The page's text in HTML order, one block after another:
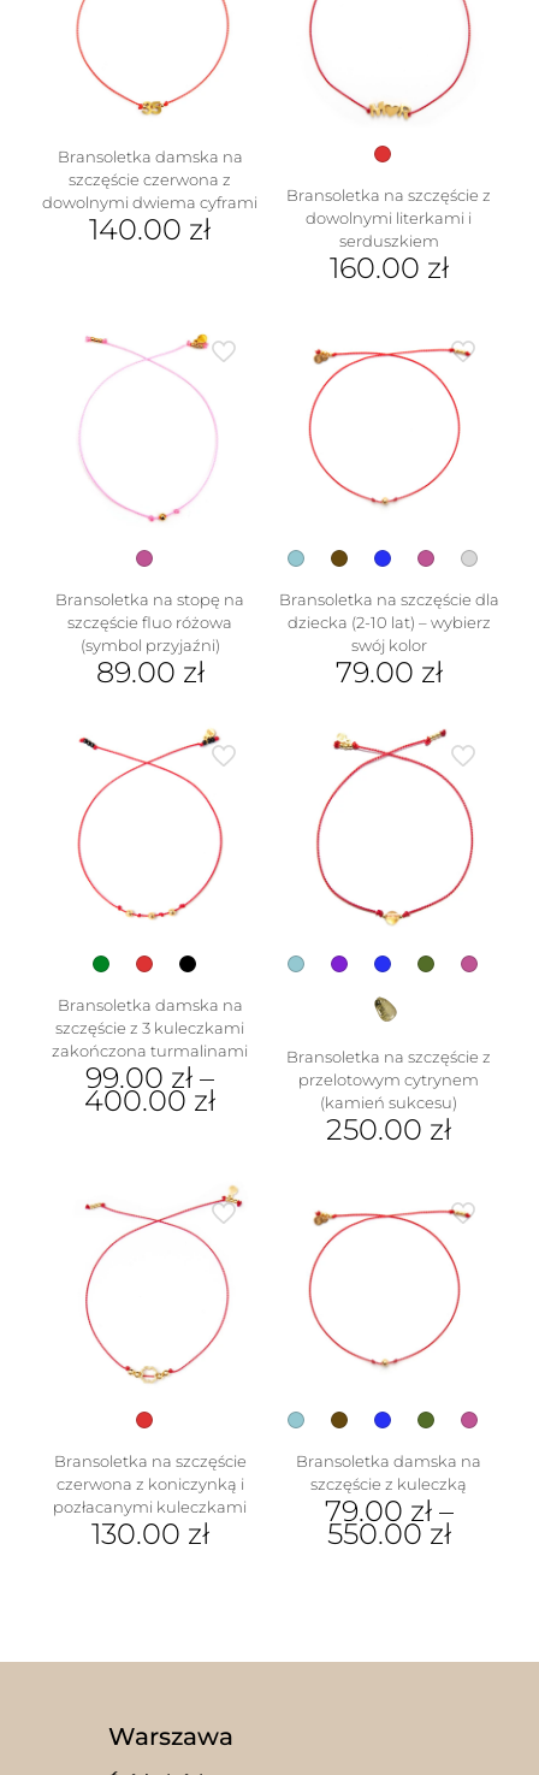
stronie
produktu
Bransoletka damska na
szczęście czerwona z
dowolnymi dwiema cyframi
140.00 zł
Bransoletka na szczęście z
dowolnymi literkami i
serduszkiem
160.00 zł
wiele
wariantów.
stronie
Bransoletka na stopę na
szczęście fluo różowa
(symbol przyjaźni)
89.00 zł
Bransoletka na szczęście dla
dziecka (2-10 lat) – wybierz
swój kolor
79.00 zł
produkt
ma
wiele
wariantów.
stronie
produktu
Bransoletka damska na
szczęście z 3 kuleczkami
zakończona turmalinami
99.00 zł –
400.00 zł
wariantów.
produktu
Bransoletka na szczęście z
przelotowym cytrynem
(kamień sukcesu)
250.00 zł
wiele
wariantów.
stronie
Bransoletka na szczęście
czerwona z koniczynką i
pozłacanymi kuleczkami
130.00 zł
Bransoletka damska na
szczęście z kuleczką
79.00 zł–
550.00 zł
Warszawa